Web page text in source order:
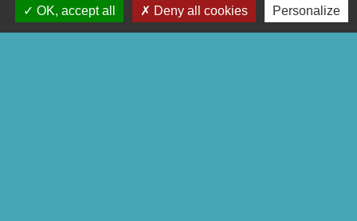
Site officiel Tulle agglo - Ville de
OK, accept all
Deny all cookies Personalize